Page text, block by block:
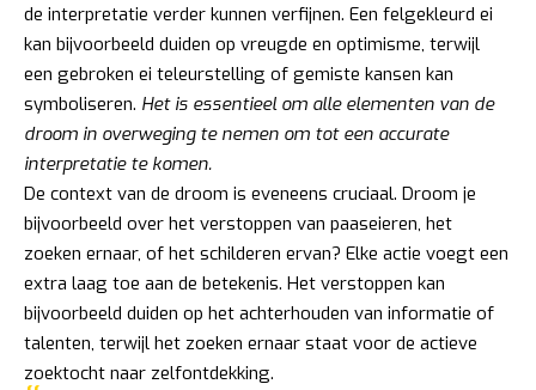
de interpretatie verder kunnen verfijnen. Een felgekleurd ei
kan bijvoorbeeld duiden op vreugde en optimisme, terwijl
een gebroken ei teleurstelling of gemiste kansen kan
symboliseren. Het is essentieel om alle elementen van de
droom in overweging te nemen om tot een accurate
interpretatie te komen.
De context van de droom is eveneens cruciaal. Droom je
bijvoorbeeld over het verstoppen van paaseieren, het
zoeken ernaar, of het schilderen ervan? Elke actie voegt een
extra laag toe aan de betekenis. Het verstoppen kan
bijvoorbeeld duiden op het achterhouden van informatie of
talenten, terwijl het zoeken ernaar staat voor de actieve
zoektocht naar zelfontdekking.